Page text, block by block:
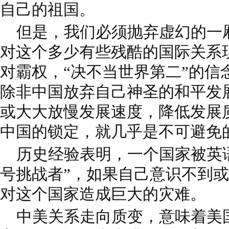
自己的祖国。
但是，我们必须抛弃虚幻的一
对这个多少有些残酷的国际关系
对霸权，“决不当世界第二”的信
除非中国放弃自己神圣的和平
或大大放慢发展速度，降低发展
中国的锁定，就几乎是不可避免
历史经验表明，一个国家被英
号挑战者”，如果自己意识不到
对这个国家造成巨大的灾难。
中美关系走向质变，意味着美